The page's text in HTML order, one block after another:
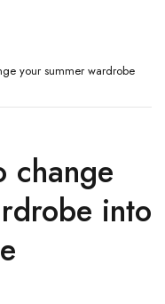
your summer wardrobe
change
into